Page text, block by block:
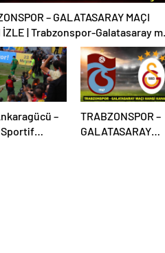
– GALATASARAY MAÇI
İZLE | Trabzonspor-Galatasaray
bilgileri! Süper Lig’de dev
–
Sportif
TRABZONSPOR –
GALATASARAY